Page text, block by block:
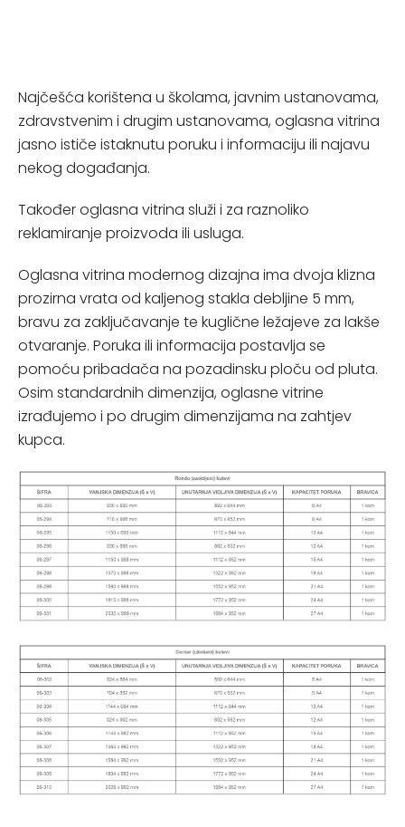
Najčešća korištena u školama, javnim ustanovama,
zdravstvenim i drugim ustanovama, oglasna vitrina
jasno ističe istaknutu poruku i informaciju ili najavu
nekog događanja.
Također oglasna vitrina služi i za raznoliko
reklamiranje proizvoda ili usluga.
Oglasna vitrina modernog dizajna ima dvoja klizna
prozirna vrata od kaljenog stakla debljine 5 mm,
bravu za zaključavanje te kuglične ležajeve za lakše
otvaranje. Poruka ili informacija postavlja se
pomoću pribadača na pozadinsku ploču od pluta.
Osim standardnih dimenzija, oglasne vitrine
izrađujemo i po drugim dimenzijama na zahtjev
kupca.